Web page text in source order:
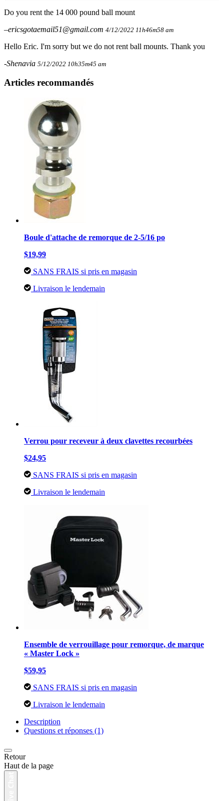
Do you rent the 14 000 pound ball mount
–ericsgotaemail51@gmail.com 4/12/2022 11h46m58 am
Hello Eric. I'm sorry but we do not rent ball mounts. Thank you
-Shenavia 5/12/2022 10h35m45 am
Articles recommandés
Boule d'attache de remorque de 2-5/16 po
$19,99
SANS FRAIS si pris en magasin
Livraison le lendemain
Verrou pour receveur à deux clavettes recourbées
$24,95
SANS FRAIS si pris en magasin
Livraison le lendemain
Ensemble de verrouillage pour remorque, de marque
« Master Lock »
$59,95
SANS FRAIS si pris en magasin
Livraison le lendemain
Description
Questions et réponses (1)
Retour
Haut de la page